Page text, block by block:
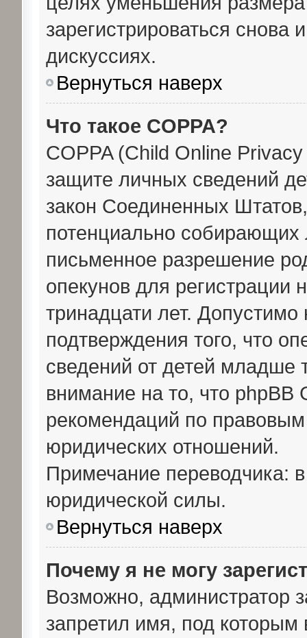
зарегистрироваться снова
дискуссиях.
Вернуться наверх
Что такое COPPA?
COPPA (Child Online
защите личных сведений
закон Соединенных
потенциально
письменное разрешение
опекунов для регистрации
тринадцати лет. Допустимо
подтверждения того, что
сведений от детей младше
внимание на то, что phpBB
рекомендаций по
юридических отношений.
Примечание переводчика:
юридической силы.
Вернуться наверх
Почему я не могу
Возможно, администратор
запретил имя, под которым